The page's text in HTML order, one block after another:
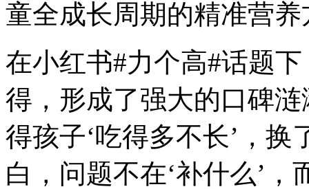
童全成长周期的精准营养
在小红书#力个高#话题
得，形成了强大的口碑
得孩子‘吃得多不长’，
白，问题不在‘补什么’，